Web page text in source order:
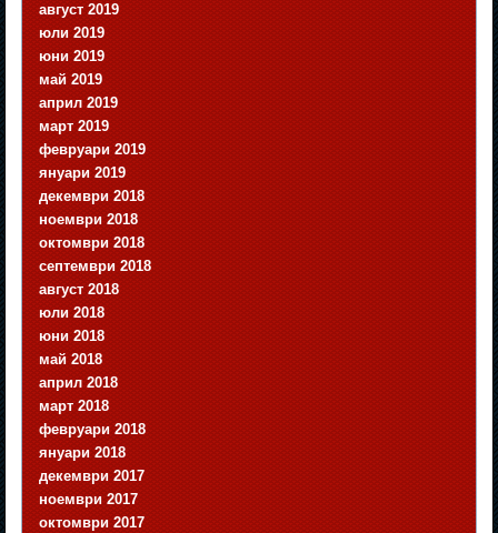
август 2019
юли 2019
юни 2019
май 2019
април 2019
март 2019
февруари 2019
януари 2019
декември 2018
ноември 2018
октомври 2018
септември 2018
август 2018
юли 2018
юни 2018
май 2018
април 2018
март 2018
февруари 2018
януари 2018
декември 2017
ноември 2017
октомври 2017